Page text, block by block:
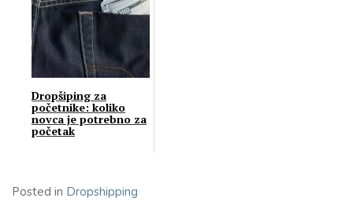
Dropšiping za
početnike: koliko
novca je potrebno za
početak
Posted in Dropshipping